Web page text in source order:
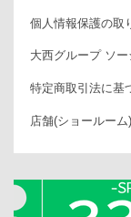
個人情報保護の取
大西グループ ソ
特定商取引法に基
店舗(ショールーム)